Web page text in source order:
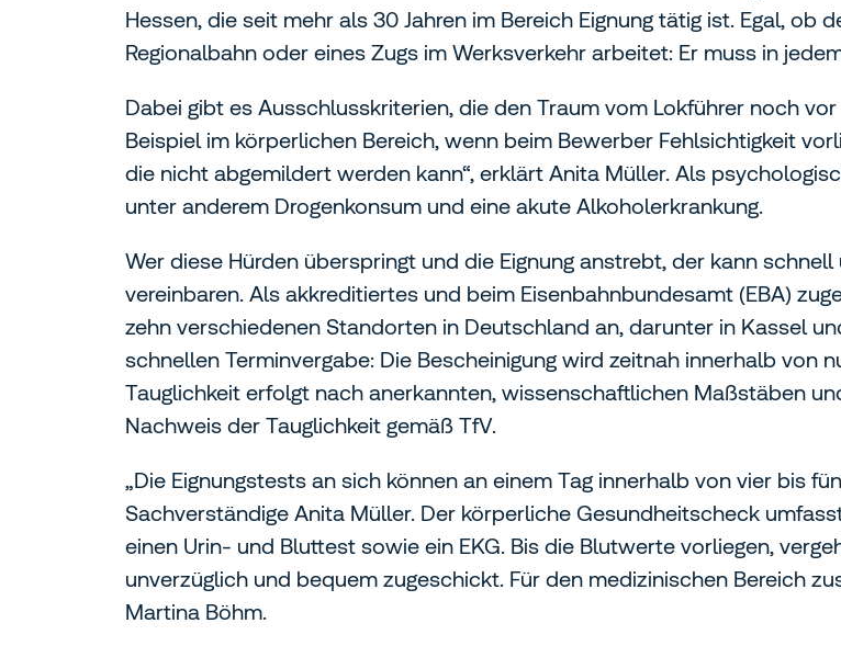
Hessen, die seit mehr als 30 Jahren im Bereich Eignung tätig ist. Egal, ob
Regionalbahn oder eines Zugs im Werksverkehr arbeitet: Er muss in
Dabei gibt es Ausschlusskriterien, die den Traum vom Lokführer noch
Beispiel im körperlichen Bereich, wenn beim Bewerber Fehlsichtigkeit
die nicht abgemildert werden kann“, erklärt Anita Müller. Als
unter anderem Drogenkonsum und eine akute Alkoholerkrankung.
Wer diese Hürden überspringt und die Eignung anstrebt, der kann
vereinbaren. Als akkreditiertes und beim Eisenbahnbundesamt (EBA)
zehn verschiedenen Standorten in Deutschland an, darunter in Kassel
schnellen Terminvergabe: Die Bescheinigung wird zeitnah innerhalb von
Tauglichkeit erfolgt nach anerkannten, wissenschaftlichen Maßstäben
Nachweis der Tauglichkeit gemäß TfV.
„Die Eignungstests an sich können an einem Tag innerhalb von vier bis
Sachverständige Anita Müller. Der körperliche Gesundheitscheck
einen Urin- und Bluttest sowie ein EKG. Bis die Blutwerte vorliegen,
unverzüglich und bequem zugeschickt. Für den medizinischen Bereich
Martina Böhm.